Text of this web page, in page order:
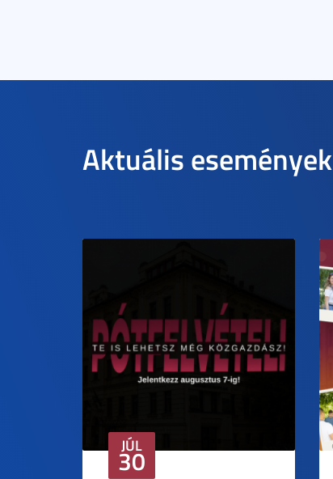
Aktuális események
JÚL
30